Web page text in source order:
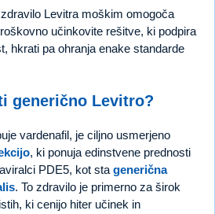
Levitra moškim omogoča
učinkovite rešitve, ki podpira
hkrati pa ohranja enake standarde
generično Levitro?
vardenafil, je ciljno usmerjeno
, ki ponuja edinstvene prednosti
PDE5, kot sta generična
. To zdravilo je primerno za širok
ki cenijo hiter učinek in